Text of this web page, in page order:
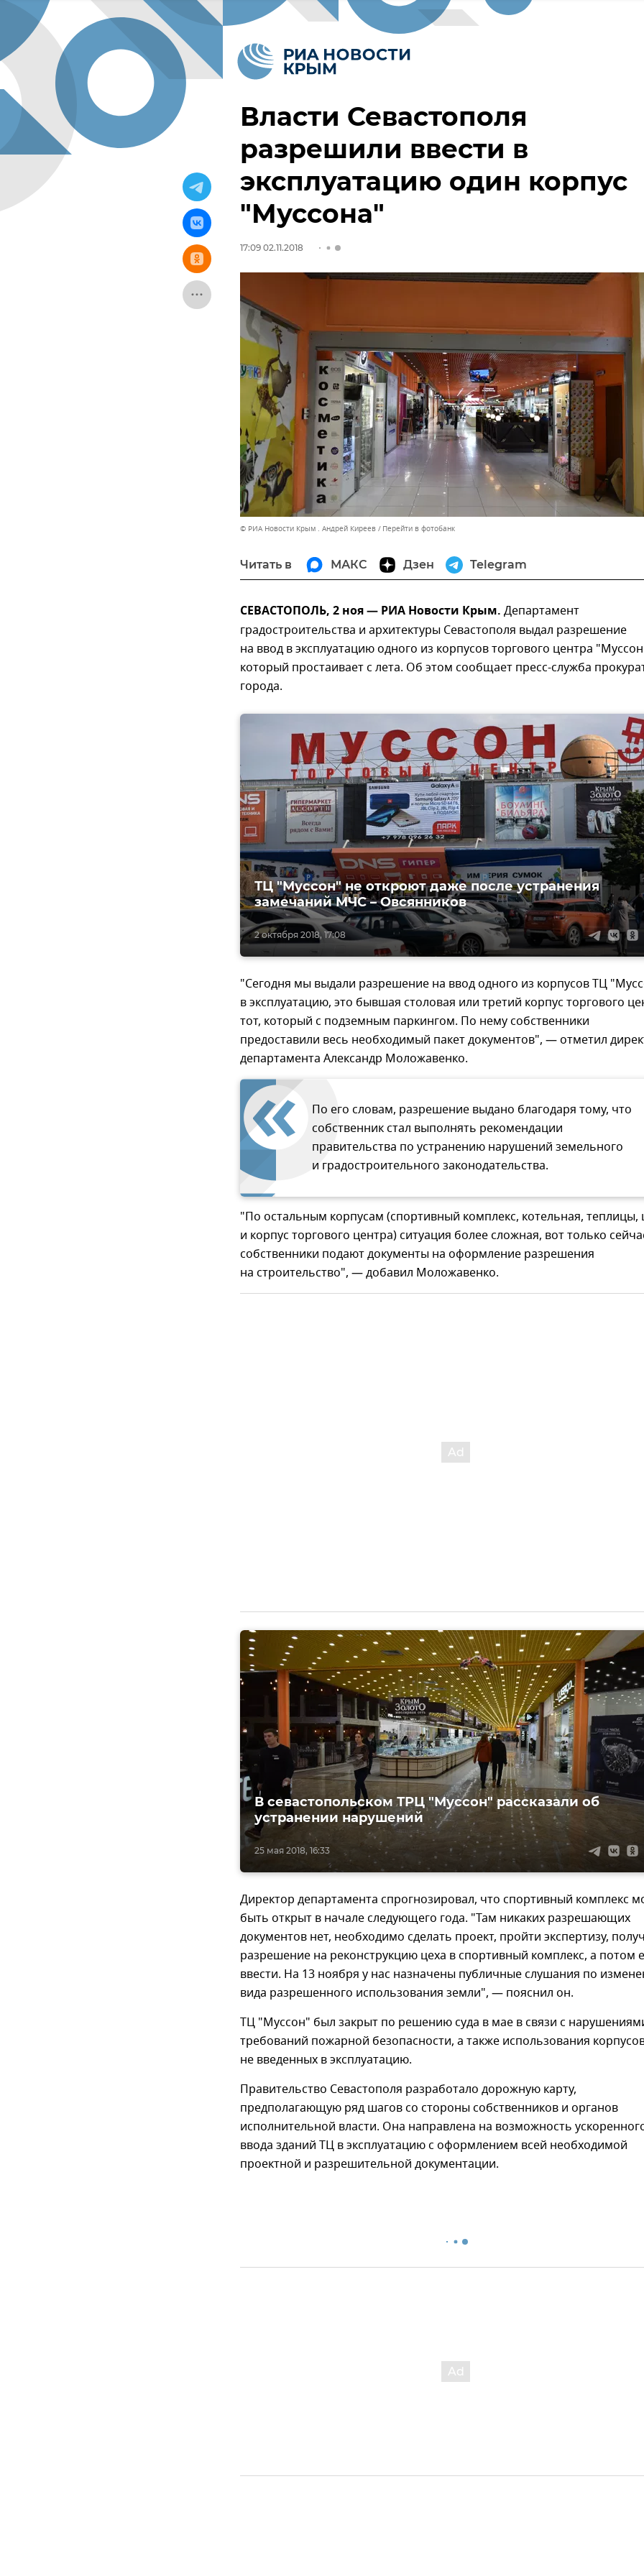
Власти Севастополя
разрешили ввести в
эксплуатацию один корпус
"Муссона"
17:09 02.11.2018
© РИА Новости Крым . Андрей Киреев Перейти в фотобанк
Читать в МАКС Дзен Telegram
СЕВАСТОПОЛЬ, 2 ноя — РИА Новости Крым. Департамент
градостроительства и архитектуры Севастополя выдал разрешение
на ввод в эксплуатацию одного из корпусов торгового центра
который простаивает с лета. Об этом сообщает пресс-служба
города.
2 октября 2018, 17:08
ТЦ "Муссон" не откроют даже после устранения
замечаний МЧС – Овсянников
"Сегодня мы выдали разрешение на ввод одного из корпусов ТЦ
в эксплуатацию, это бывшая столовая или третий корпус торгового
тот, который с подземным паркингом. По нему собственники
предоставили весь необходимый пакет документов", — отметил
департамента Александр Моложавенко.
По его словам, разрешение выдано благодаря тому, что
собственник стал выполнять рекомендации
правительства по устранению нарушений земельного
и градостроительного законодательства.
"По остальным корпусам (спортивный комплекс, котельная, теплицы,
и корпус торгового центра) ситуация более сложная, вот только
собственники подают документы на оформление разрешения
на строительство", — добавил Моложавенко.
25 мая 2018, 16:33
В севастопольском ТРЦ "Муссон" рассказали об
устранении нарушений
Директор департамента спрогнозировал, что спортивный комплекс
быть открыт в начале следующего года. "Там никаких разрешающих
документов нет, необходимо сделать проект, пройти экспертизу,
разрешение на реконструкцию цеха в спортивный комплекс, а потом
ввести. На 13 ноября у нас назначены публичные слушания по
вида разрешенного использования земли", — пояснил он.
ТЦ "Муссон" был закрыт по решению суда в мае в связи с
требований пожарной безопасности, а также использования
не введенных в эксплуатацию.
Правительство Севастополя разработало дорожную карту,
предполагающую ряд шагов со стороны собственников и органов
исполнительной власти. Она направлена на возможность
ввода зданий ТЦ в эксплуатацию с оформлением всей необходимой
проектной и разрешительной документации.